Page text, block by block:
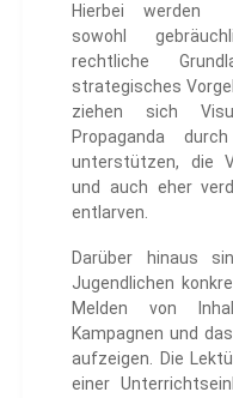
Hierbei werden
sowohl
rechtliche
strategisches
ziehen sich
Propaganda
unterstützen, die
und auch eher
entlarven.
Darüber hinaus
Jugendlichen
Melden von
Kampagnen und
aufzeigen. Die
einer